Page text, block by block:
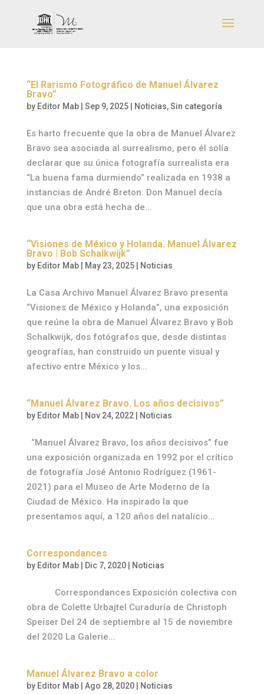
“El Rarismo Fotográfico de Manuel Álvarez
Bravo”
by Editor Mab| Sep 9, 2025| Noticias,Sin categoría
Es harto frecuente que la obra de Manuel Álvarez
Bravo sea asociada al surrealismo, pero él solía
declarar que su única fotografía surrealista era
“La buena fama durmiendo” realizada en 1938 a
instancias de André Breton. Don Manuel decía
que una obra está hecha de...
“Visiones de México y Holanda. Manuel Álvarez
Bravo | Bob Schalkwijk”
by Editor Mab| May 23, 2025| Noticias
La Casa Archivo Manuel Álvarez Bravo presenta
“Visiones de México y Holanda”, una exposición
que reúne la obra de Manuel Álvarez Bravo y Bob
Schalkwijk, dos fotógrafos que, desde distintas
geografías, han construido un puente visual y
afectivo entre México y los...
“Manuel Álvarez Bravo. Los años decisivos”
by Editor Mab| Nov 24, 2022| Noticias
“Manuel Álvarez Bravo, los años decisivos” fue
una exposición organizada en 1992 por el crítico
de fotografía José Antonio Rodríguez (1961-
2021) para el Museo de Arte Moderno de la
Ciudad de México. Ha inspirado la que
presentamos aquí, a 120 años del natalicio...
Correspondances
by Editor Mab| Dic 7, 2020| Noticias
Correspondances Exposición colectiva con
obra de Colette Urbajtel Curaduría de Christoph
Speiser Del 24 de septiembre al 15 de noviembre
del 2020 La Galerie...
Manuel Álvarez Bravo a color
by Editor Mab| Ago 28, 2020| Noticias